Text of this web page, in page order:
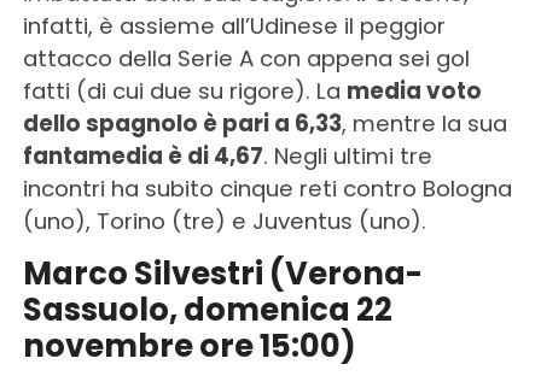
infatti, è assieme all’Udinese il peggior
attacco della Serie A con appena sei gol
fatti (di cui due su rigore). La media voto
dello spagnolo è pari a 6,33, mentre la sua
fantamedia è di 4,67. Negli ultimi tre
incontri ha subito cinque reti contro Bologna
(uno), Torino (tre) e Juventus (uno).
Marco Silvestri (Verona-
Sassuolo, domenica 22
novembre ore 15:00)